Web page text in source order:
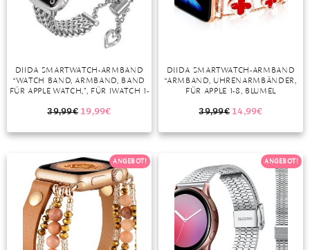
DIIDA SMARTWATCH-ARMBAND
“WATCH BAND, ARMBAND, BAND
FÜR APPLE WATCH,”, FÜR IWATCH 1-
SCHWARZ, GOLD, ROSÉGOLD
39,99€ 19,99€
DIIDA SMARTWATCH-ARMBAND
“ARMBAND, UHRENARMBÄNDER,
FÜR APPLE 1-8, BLUMEL
39,99€ 14,99€
ANGEBOT! ANGEBOT!